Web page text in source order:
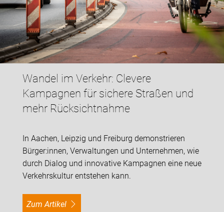
Wandel im Verkehr: Clevere
Kampagnen für sichere Straßen und
mehr Rücksichtnahme
In Aachen, Leipzig und Freiburg demonstrieren
Bürger:innen, Verwaltungen und Unternehmen, wie
durch Dialog und innovative Kampagnen eine neue
Verkehrskultur entstehen kann.
Zum Artikel